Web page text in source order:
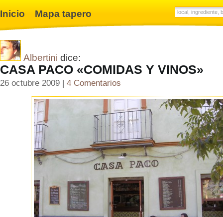
Inicio Mapa tapero
Albertini dice:
CASA PACO «COMIDAS Y VINOS»
26 octubre 2009 | 4 Comentarios